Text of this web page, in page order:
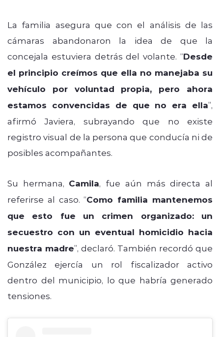
La familia asegura que con el análisis de las
cámaras abandonaron la idea de que la
concejala estuviera detrás del volante. “Desde
el principio creímos que ella no manejaba su
vehículo por voluntad propia, pero ahora
estamos convencidas de que no era ella”,
afirmó Javiera, subrayando que no existe
registro visual de la persona que conducía ni de
posibles acompañantes.
Su hermana, Camila, fue aún más directa al
referirse al caso. “Como familia mantenemos
que esto fue un crimen organizado: un
secuestro con un eventual homicidio hacia
nuestra madre”, declaró. También recordó que
González ejercía un rol fiscalizador activo
dentro del municipio, lo que habría generado
tensiones.